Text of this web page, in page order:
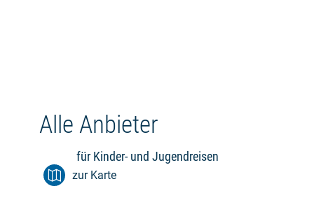
„FDSV – geprüfte Qualität“ (Fachverband
Veranstalter e. V.)
„Geprüfte Reisenetz-Qualität“ (Reisenetz -
Alle Anbieter
für Kinder- und Jugendreisen
zur Karte